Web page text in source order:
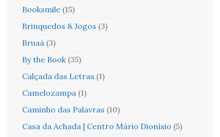
Booksmile (15)
Brinquedos & Jogos (3)
Bruaá (3)
By the Book (35)
Calçada das Letras (1)
Camelozampa (1)
Caminho das Palavras (10)
Casa da Achada | Centro Mário Dionísio (5)